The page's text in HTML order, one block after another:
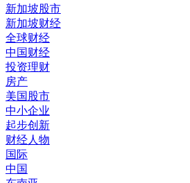
新加坡股市
新加坡财经
全球财经
中国财经
投资理财
房产
美国股市
中小企业
起步创新
财经人物
国际
中国